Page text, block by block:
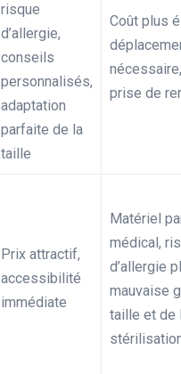
risque
d’allergie,
conseils
personnalisés,
adaptation
parfaite de la
taille
Coût plus
prise de
Prix attractif,
accessibilité
immédiate
Matériel
médical,
d’allergie
mauvaise
taille et de